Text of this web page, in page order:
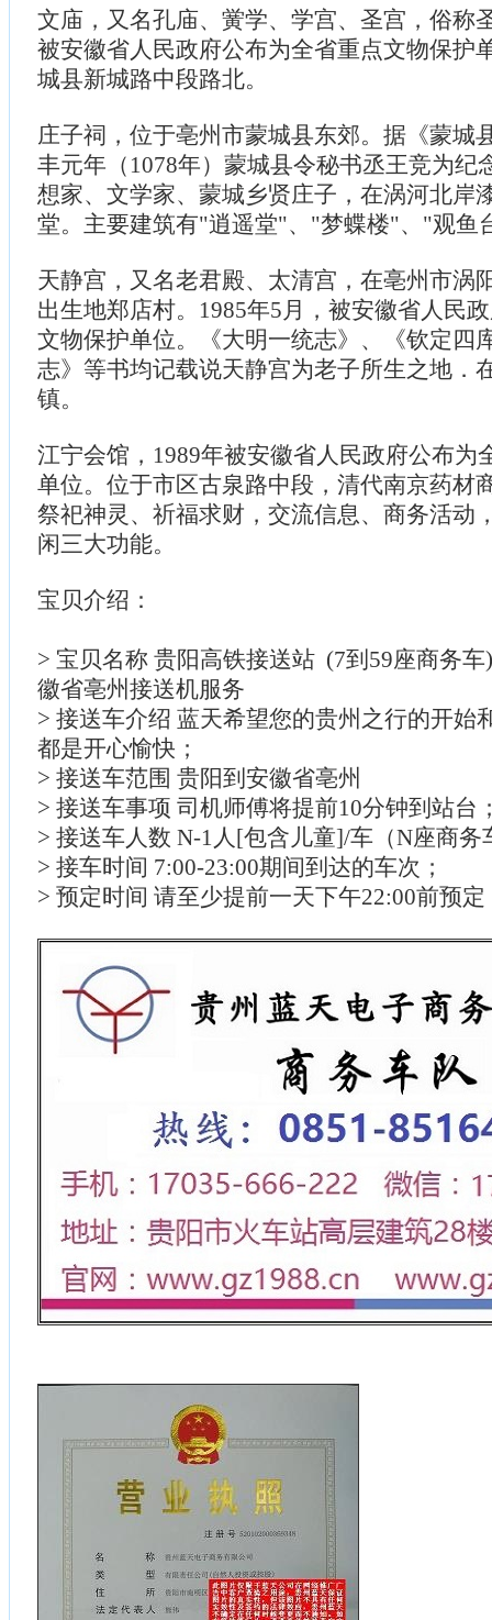
文庙，又名孔庙、黉学、学宫、圣宫，俗称
被安徽省人民政府公布为全省重点文物保护
城县新城路中段路北。
庄子祠，位于亳州市蒙城县东郊。据《蒙城
丰元年（1078年）蒙城县令秘书丞王竞为纪
想家、文学家、蒙城乡贤庄子，在涡河北岸
堂。主要建筑有"逍遥堂"、"梦蝶楼"、"观鱼
天静宫，又名老君殿、太清宫，在亳州市涡
出生地郑店村。1985年5月，被安徽省人民
文物保护单位。《大明一统志》、《钦定四
志》等书均记载说天静宫为老子所生之地．
镇。
江宁会馆，1989年被安徽省人民政府公布为
单位。位于市区古泉路中段，清代南京药材
祭祀神灵、祈福求财，交流信息、商务活动
闲三大功能。
宝贝介绍：
> 宝贝名称 贵阳高铁接送站 (7到59座商务
徽省亳州接送机服务
> 接送车介绍 蓝天希望您的贵州之行的开始
都是开心愉快；
> 接送车范围 贵阳到安徽省亳州
> 接送车事项 司机师傅将提前10分钟到站台
> 接送车人数 N-1人[包含儿童]/车（N座商务
> 接车时间 7:00-23:00期间到达的车次；
> 预定时间 请至少提前一天下午22:00前预